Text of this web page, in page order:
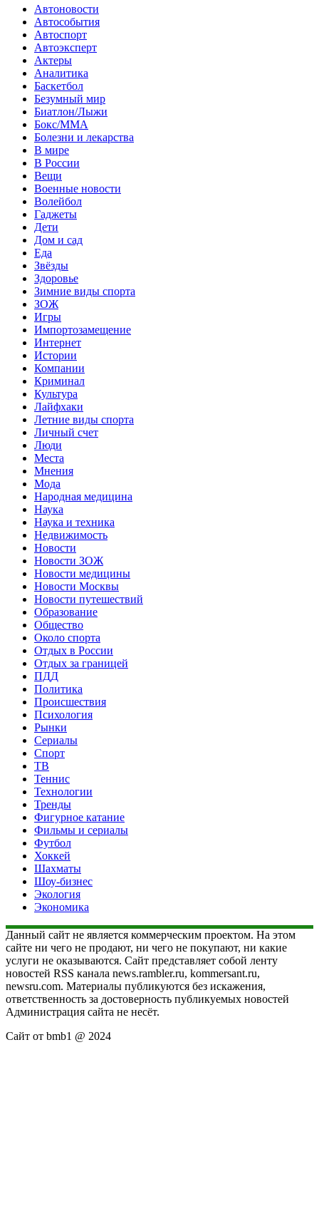
Автоновости
Автособытия
Автоспорт
Автоэксперт
Актеры
Аналитика
Баскетбол
Безумный мир
Биатлон/Лыжи
Бокс/MMA
Болезни и лекарства
В мире
В России
Вещи
Военные новости
Волейбол
Гаджеты
Дети
Дом и сад
Еда
Звёзды
Здоровье
Зимние виды спорта
ЗОЖ
Игры
Импортозамещение
Интернет
Истории
Компании
Криминал
Культура
Лайфхаки
Летние виды спорта
Личный счет
Люди
Места
Мнения
Мода
Народная медицина
Наука
Наука и техника
Недвижимость
Новости
Новости ЗОЖ
Новости медицины
Новости Москвы
Новости путешествий
Образование
Общество
Около спорта
Отдых в России
Отдых за границей
ПДД
Политика
Происшествия
Психология
Рынки
Сериалы
Спорт
ТВ
Теннис
Технологии
Тренды
Фигурное катание
Фильмы и сериалы
Футбол
Хоккей
Шахматы
Шоу-бизнес
Экология
Экономика
Данный сайт не является коммерческим проектом. На этом
сайте ни чего не продают, ни чего не покупают, ни какие
услуги не оказываются. Сайт представляет собой ленту
новостей RSS канала news.rambler.ru, kommersant.ru,
newsru.com. Материалы публикуются без искажения,
ответственность за достоверность публикуемых новостей
Администрация сайта не несёт.
Сайт от bmb1 @ 2024